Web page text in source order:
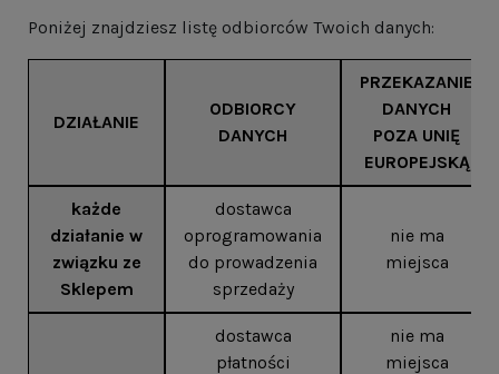
Poniżej znajdziesz listę odbiorców Twoich danych:
DZIAŁANIE
ODBIORCY
DANYCH
PRZEKAZANIE
DANYCH
POZA UNIĘ
EUROPEJSKĄ
każde
działanie w
związku ze
Sklepem
dostawca
oprogramowania
do prowadzenia
sprzedaży
nie ma
miejsca
dostawca
płatności
nie ma
miejsca